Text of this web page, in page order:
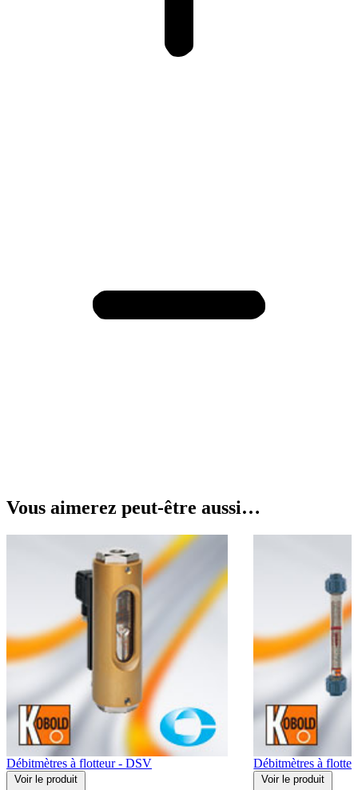
Vous aimerez peut-être aussi…
Débitmètres à flotteur - DSV
Voir le produit
Débitmètres à
Voir le produit